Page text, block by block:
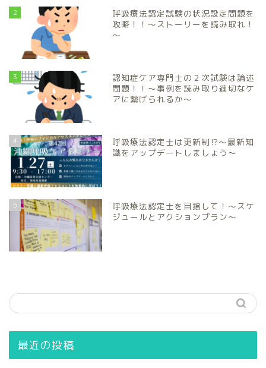
2
呼吸療法認定試験の状況設定問題を
攻略！！～ストーリーを読み取れ！
～
3
認知症ケア専門士の２次試験は論述
問題！！～事例を読み取り適切なケ
アに繋げられるか～
4
呼吸療法認定士は更新制⁉～最新知
識をアップデートしましょう～
5
呼吸療法認定士を目指して！～スケ
ジュールとアクションプラン～
最近の投稿